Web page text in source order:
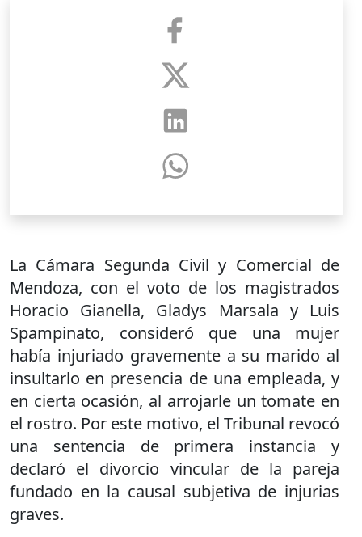
La Cámara Segunda Civil y Comercial de
Mendoza, con el voto de los magistrados
Horacio Gianella, Gladys Marsala y Luis
Spampinato, consideró que una mujer
había injuriado gravemente a su marido al
insultarlo en presencia de una empleada, y
en cierta ocasión, al arrojarle un tomate en
el rostro. Por este motivo, el Tribunal revocó
una sentencia de primera instancia y
declaró el divorcio vincular de la pareja
fundado en la causal subjetiva de injurias
graves.